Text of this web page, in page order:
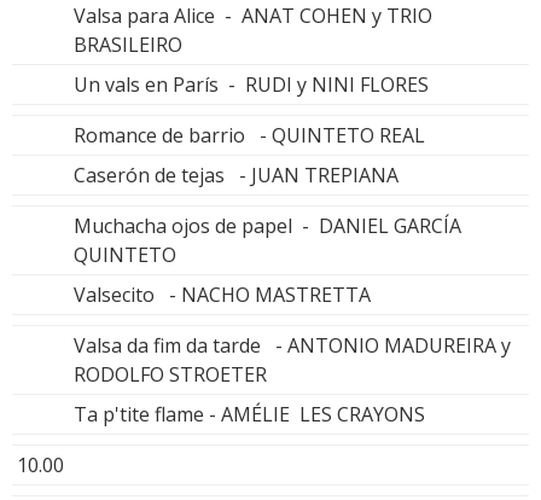
Valsa para Alice - ANAT COHEN y TRIO
BRASILEIRO
Un vals en París - RUDI y NINI FLORES
Romance de barrio - QUINTETO REAL
Caserón de tejas - JUAN TREPIANA
Muchacha ojos de papel - DANIEL GARCÍA
QUINTETO
Valsecito - NACHO MASTRETTA
Valsa da fim da tarde - ANTONIO MADUREIRA y
RODOLFO STROETER
Ta p'tite flame - AMÉLIE LES CRAYONS
10.00